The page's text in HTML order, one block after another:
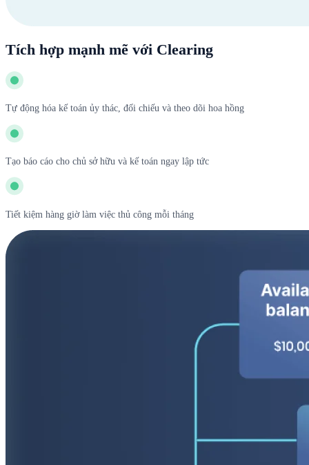
Tích hợp mạnh mẽ với Clearing
Tự động hóa kế toán ủy thác, đối chiếu và theo dõi hoa hồng
Tạo báo cáo cho chủ sở hữu và kế toán ngay lập tức
Tiết kiệm hàng giờ làm việc thủ công mỗi tháng